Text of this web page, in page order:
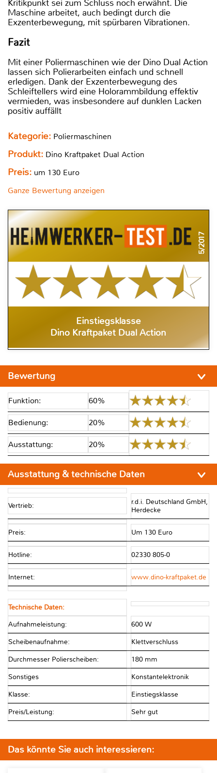
Kritikpunkt sei zum Schluss noch erwähnt. Die
Maschine arbeitet, auch bedingt durch die
Exzenterbewegung, mit spürbaren Vibrationen.
Fazit
Mit einer Poliermaschinen wie der Dino Dual Action
lassen sich Polierarbeiten einfach und schnell
erledigen. Dank der Exzenterbewegung des
Schleiftellers wird eine Holorammbildung effektiv
vermieden, was insbesondere auf dunklen Lacken
positiv auffällt
Kategorie: Poliermaschinen
Produkt: Dino Kraftpaket Dual Action
Preis: um 130 Euro
Ganze Bewertung anzeigen
5/2017
Einstiegsklasse
Dino Kraftpaket Dual Action
Bewertung
Funktion: 60%
Bedienung: 20%
Ausstattung: 20%
Ausstattung & technische Daten
Vertrieb:
r.d.i. Deutschland GmbH,
Herdecke
Preis: Um 130 Euro
Hotline: 02330 805-0
Internet: www.dino-kraftpaket.de
Technische Daten:
Aufnahmeleistung: 600 W
Scheibenaufnahme: Klettverschluss
Durchmesser Polierscheiben: 180 mm
Sonstiges Konstantelektronik
Klasse: Einstiegsklasse
Preis/Leistung: Sehr gut
Das könnte Sie auch interessieren: